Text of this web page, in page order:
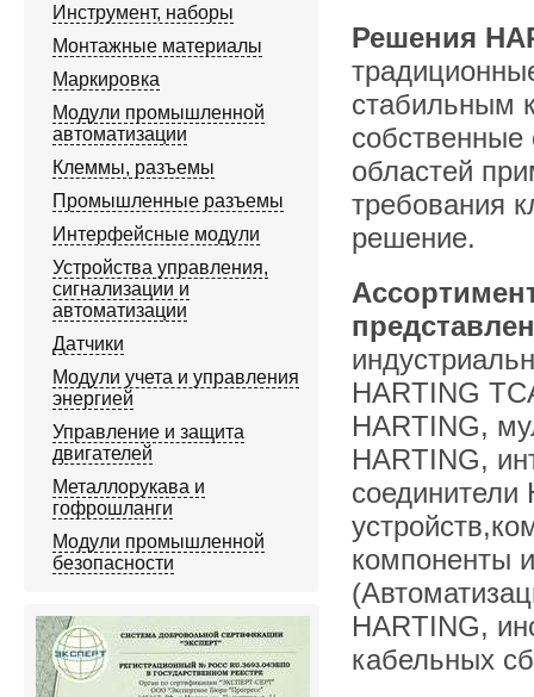
Инструмент, наборы
Монтажные материалы
Маркировка
Модули промышленной
автоматизации
Клеммы, разъемы
Промышленные разъемы
Интерфейсные модули
Устройства управления,
сигнализации и
автоматизации
Датчики
Модули учета и управления
энергией
Управление и защита
двигателей
Металлорукава и
гофрошланги
Модули промышленной
безопасности
Решения
стабильным
собственные
областей
требования
решение.
HARTING
HARTING,
HARTING,
соединители
компоненты
HARTING,
кабельных